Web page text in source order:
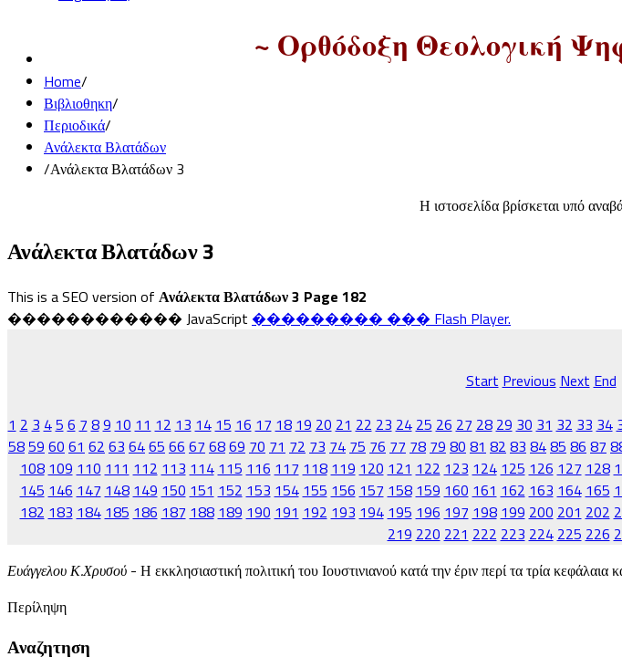
~ Ορθόδοξη Θεολογική
Home/
Βιβλιοθηκη/
Περιοδικά/
Ανάλεκτα Βλατάδων
/Ανάλεκτα Βλατάδων 3
Η ιστοσελίδα βρίσκεται υπό
Ανάλεκτα Βλατάδων 3
This is a SEO version of Ανάλεκτα Βλατάδων 3 Page 182
������������ JavaScript ��������� ��� Flash Player.
Start Previous Next End
1 2 3 45 6 7 89 10 11 12 13 14 15 16 17 18 19 20 21 22 23 24 25 26 27 28 29 30 31 32 33 34
5859 60 61 62 63 6465 66 67 6869 70 71 72 73 74 75 76 77 78 79 80 81 82 83 8485 86 87
108 109 110 111 112 113 114 115 116 117 118 119 120 121 122 123 124 125 126 127 128
145 146 147 148 149 150 151 152 153 154 155 156 157 158 159 160 161 162 163 164 165
182 183 184 185 186 187 188 189 190 191 192 193 194 195 196 197 198 199 200 201 202
219 220 221 222 223 224 225 226
Ευάγγελου Κ.Χρυσού - Η εκκλησιαστική πολιτική του Ιουστινιανού κατά την έριν περί τα τρία
Περίληψη
Αναζητηση